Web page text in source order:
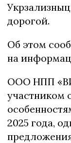
дорогой.
Об этом
на
ООО НПП
участником
2025 года,